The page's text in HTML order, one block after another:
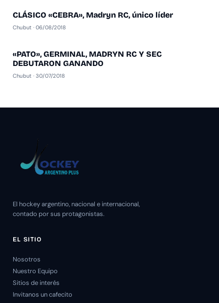
CHUBUT DAMAS
CLÁSICO «CEBRA», Madryn RC, único líder
Chubut · 06/08/2018
CHUBUT DAMAS
«PATO», GERMINAL, MADRYN RC Y SEC
DEBUTARON GANANDO
Chubut · 30/07/2018
El hockey argentino, nacional e internacional,
contado por sus protagonistas.
EL SITIO
Nosotros
Nuestro Equipo
Sitios de interés
Invitanos un cafecito